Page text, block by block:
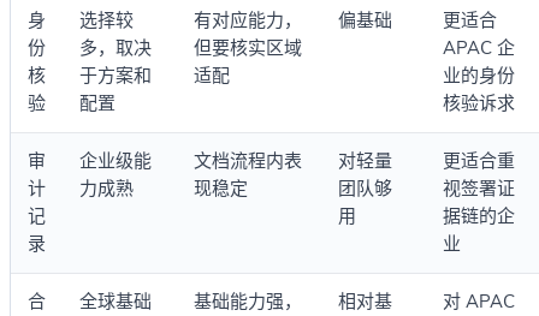
身
份
核
验
选择较
多，取决
于方案和
配置
有对应能力，
但要核实区域
适配
偏基础
更适合
APAC 企
业的身份
核验诉求
审
计
记
录
企业级能
力成熟
文档流程内表
现稳定
对轻量
团队够
用
更适合重
视签署证
据链的企
业
合
全球基础
基础能力强，
相对基
对 APAC